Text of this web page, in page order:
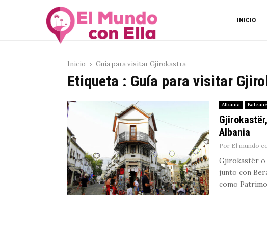
INICIO
Inicio Guía para visitar Gjirokastra
Etiqueta : Guía para visitar
Albania
Albania
Por El mundo
Gjirokastër o
junto con
como